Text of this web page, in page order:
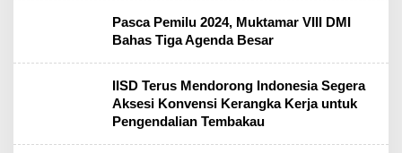
a
t
Pasca Pemilu 2024, Muktamar VIII DMI
Bahas Tiga Agenda Besar
IISD Terus Mendorong Indonesia Segera
Aksesi Konvensi Kerangka Kerja untuk
Pengendalian Tembakau